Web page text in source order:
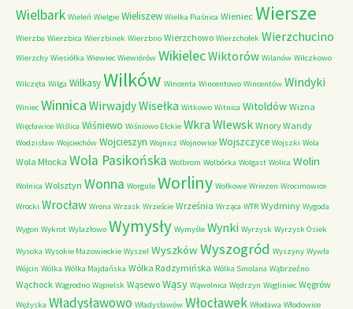
Wielbark Wieleń Wielgie Wieliszew Wielka Piaśnica Wieniec Wiersze
Wierzba Wierzbica Wierzbinek Wierzbno Wierzchowo Wierzchołek Wierzchucino
Wierzchy Wiesiółka Wiewiec Wiewiórów WikielecWiktorów Wilanów Wilczkowo
Wilczęta Wilga WilkasyWilków Wincenta Wincentowo Wincentów Windyki
Winiec Winnica WirwajdyWisełka Witkowo Witnica Witoldów Wizna
Więcławice Wiślica Wiśniewo Wiśniowo Ełckie Wkra Wlewsk Wnory Wandy
Wodzisław Wojciechów Wojcieszyn Wojnicz Wojnowice Wojszczyce Wojszki Wola
Wola Młocka Wola Pasikońska Wolbrom Wolbórka Wolgast Wolica Wolin
Wolnica Wolsztyn Wonna Worgule Worliny Wołkowe Wriezen Wrocimowice
Wrocki Wrocław Wrona Wrzask Wrzeście Września Wrząca WTR Wydminy Wygoda
Wygon Wykrot Wylazłowo Wymysły Wymyśle Wynki Wyrzysk Wyrzysk Osiek
Wysoka Wysokie Mazowieckie Wyszel WyszkówWyszogród Wyszyny Wywła
Wójcin Wólka Wólka Majdańska Wólka Radzymińska Wólka Smolana Wąbrzeźno
Wąchock Wągrodno Wąpielsk Wąsewo Wąsy Wąwolnica Wędrzyn Węgliniec Węgrów
Wężyska Władysławowo Władysławów Włocławek Włodawa Włodowice